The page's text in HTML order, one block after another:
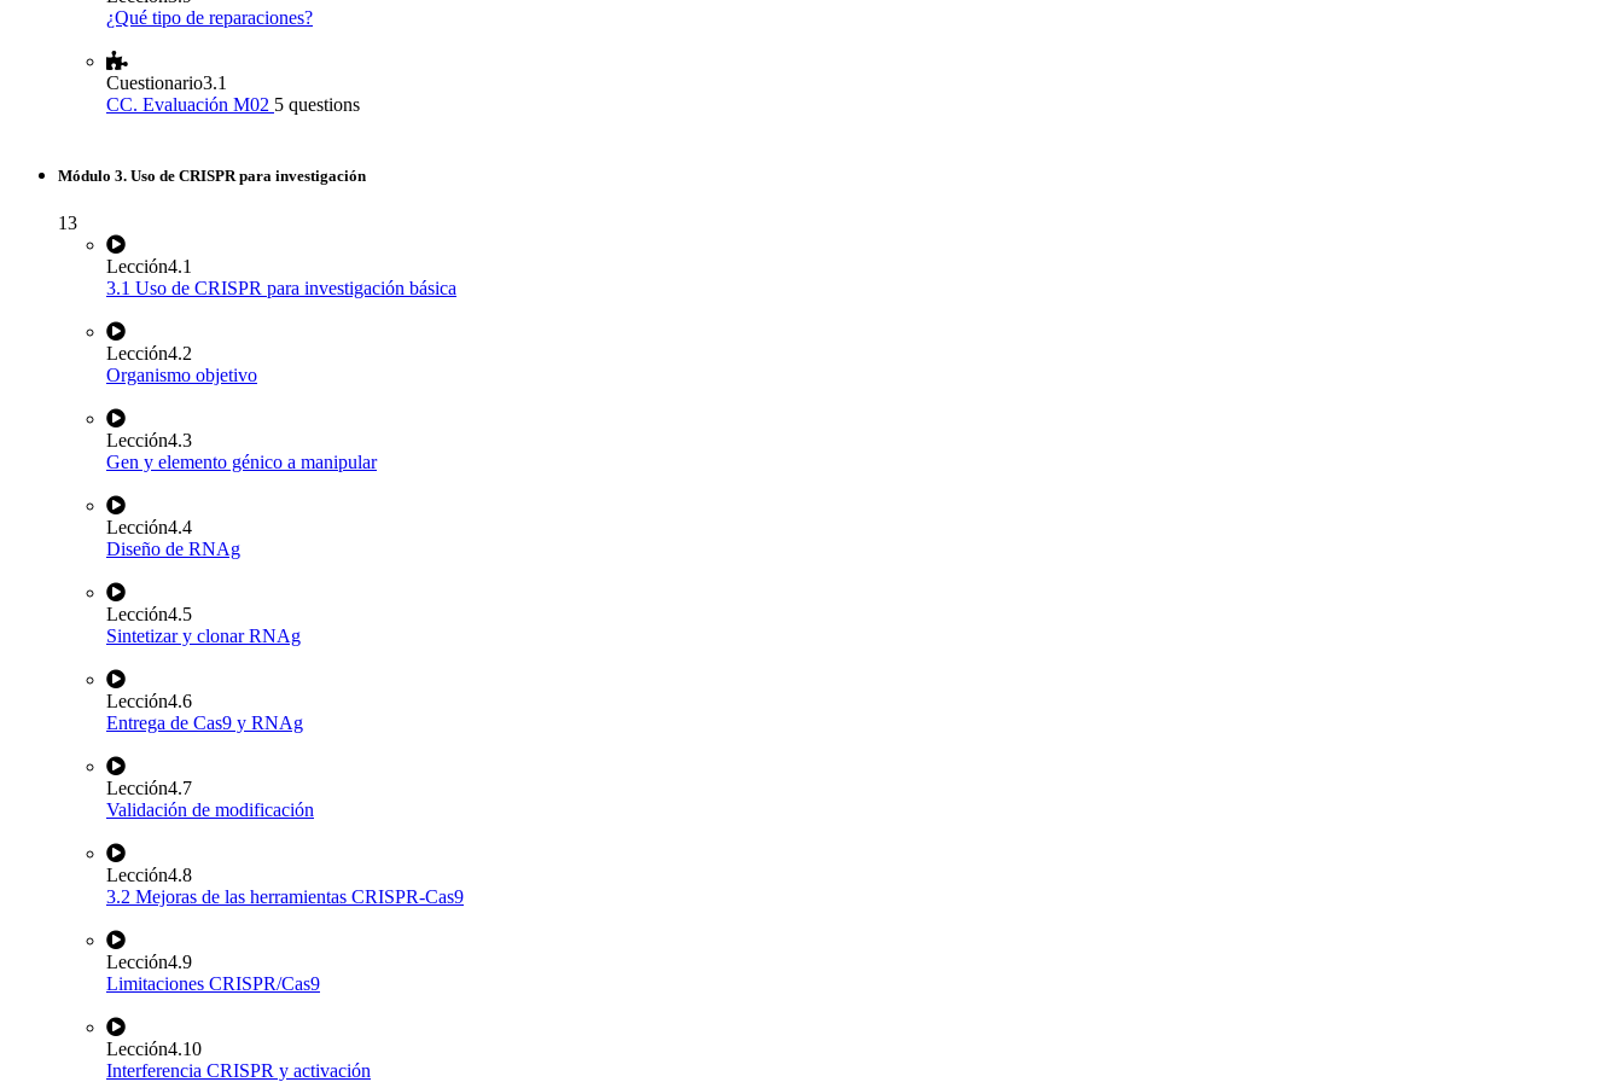
¿Qué tipo de reparaciones?
Cuestionario3.1
CC. Evaluación M02 5 questions
Módulo 3. Uso de CRISPR para investigación
13
Lección4.1
3.1 Uso de CRISPR para investigación básica
Lección4.2
Organismo objetivo
Lección4.3
Gen y elemento génico a manipular
Lección4.4
Diseño de RNAg
Lección4.5
Sintetizar y clonar RNAg
Lección4.6
Entrega de Cas9 y RNAg
Lección4.7
Validación de modificación
Lección4.8
3.2 Mejoras de las herramientas CRISPR-Cas9
Lección4.9
Limitaciones CRISPR/Cas9
Lección4.10
Interferencia CRISPR y activación